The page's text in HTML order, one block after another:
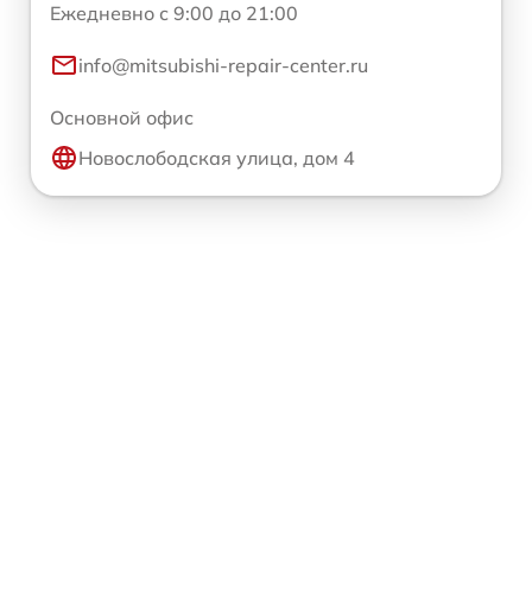
Ежедневно с 9:00 до 21:00
info@mitsubishi-repair-center.ru
Основной офис
Новослободская улица, дом 4